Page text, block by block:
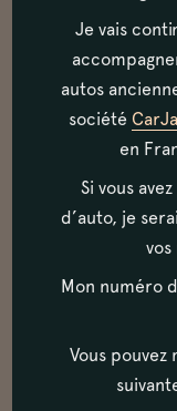
arbres à
soupapes se
avec un
en 1936 sur le
le cinquième,
au Mans en
des Mille
carrosserie
moyenne de
Je vais
autos
société
en
Si vous
d’auto, je
Mon numéro
Vous pouvez